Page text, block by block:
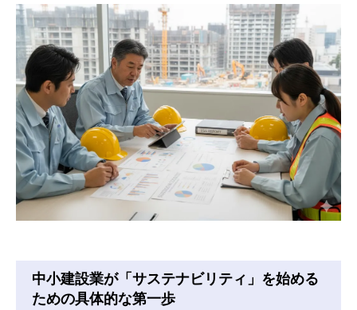
中小建設業が「サステナビリティ」を始める
ための具体的な第一歩